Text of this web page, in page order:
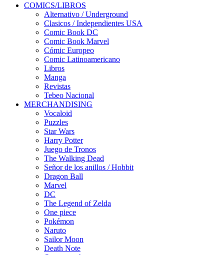
COMICS/LIBROS
Alternativo / Underground
Clasicos / Independientes USA
Comic Book DC
Comic Book Marvel
Cómic Europeo
Comic Latinoamericano
Libros
Manga
Revistas
Tebeo Nacional
MERCHANDISING
Vocaloid
Puzzles
Star Wars
Harry Potter
Juego de Tronos
The Walking Dead
Señor de los anillos / Hobbit
Dragon Ball
Marvel
DC
The Legend of Zelda
One piece
Pokémon
Naruto
Sailor Moon
Death Note